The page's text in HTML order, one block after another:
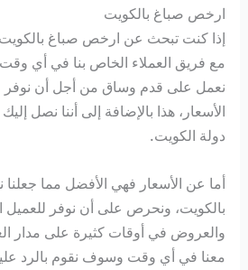
ارخص صباغ بالكويت
إذا كنت تبحث عن ارخص صباغ
مع فريق العملاء الخاص بنا في أي
نعمل على قدم وساق من أجل أن
الأسعار، هذا بالإضافة إلى أننا نصل
دولة الكويت.
أما عن الأسعار فهي الأفضل مما
بالكويت، ونحرص على أن نوفر للعميل
والعروض في أوقات كثيرة على مدار
معنا في أي وقت وسوف نقوم بالرد